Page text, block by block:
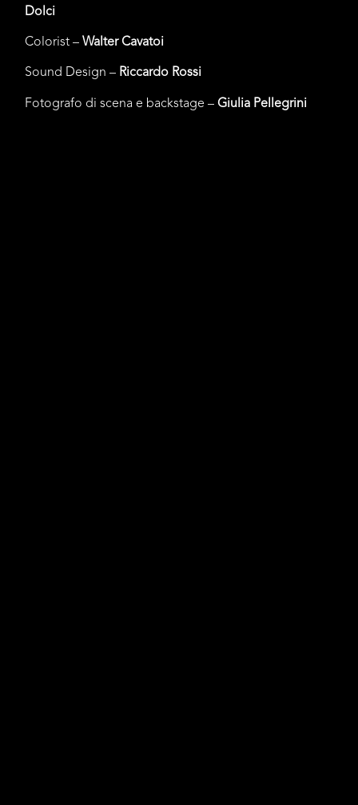
Dolci
Colorist –Walter Cavatoi
Sound Design – Riccardo Rossi
Fotografo di scena e backstage –Giulia Pellegrini